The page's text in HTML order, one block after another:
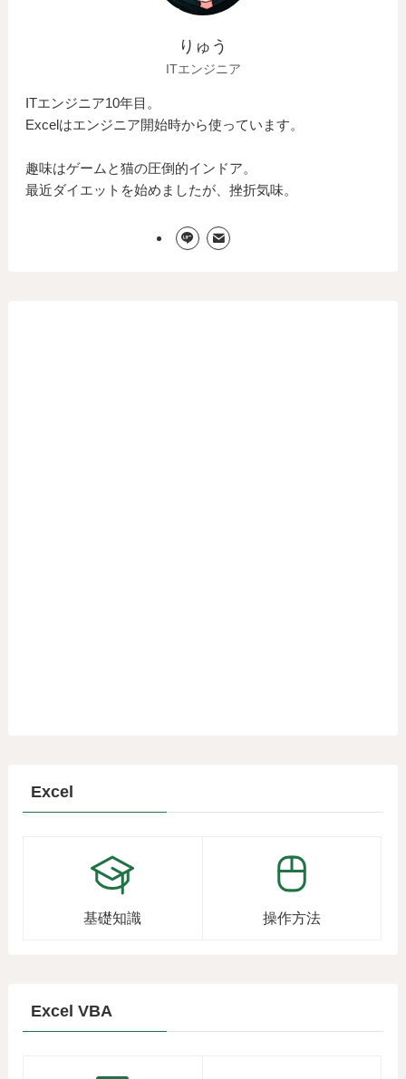
りゅう
ITエンジニア
ITエンジニア10年目。
Excelはエンジニア開始時から使っています。
趣味はゲームと猫の圧倒的インドア。
最近ダイエットを始めましたが、挫折気味。
Excel
基礎知識 操作方法
Excel VBA